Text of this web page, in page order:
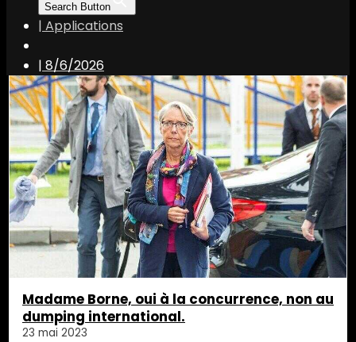
Search Button
| Applications
| 8/6/2026
Madame Borne, oui à la concurrence, non au
dumping international.
23 mai 2023